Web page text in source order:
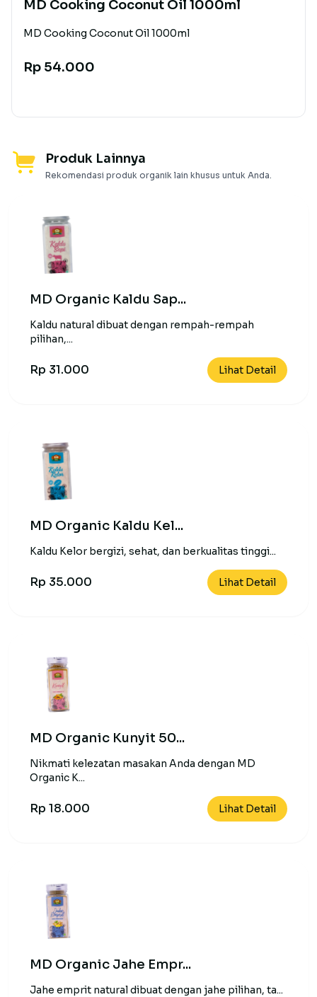
MD Cooking Coconut Oil 1000ml
MD Cooking Coconut Oil 1000ml
Rp 54.000
Produk Lainnya
Rekomendasi produk organik lain khusus untuk Anda.
MD Organic Kaldu Sap...
Kaldu natural dibuat dengan rempah-rempah
pilihan,...
Rp 31.000 Lihat Detail
MD Organic Kaldu Kel...
Kaldu Kelor bergizi, sehat, dan berkualitas tinggi...
Rp 35.000 Lihat Detail
MD Organic Kunyit 50...
Nikmati kelezatan masakan Anda dengan MD
Organic K...
Rp 18.000 Lihat Detail
MD Organic Jahe Empr...
Jahe emprit natural dibuat dengan jahe pilihan, ta...